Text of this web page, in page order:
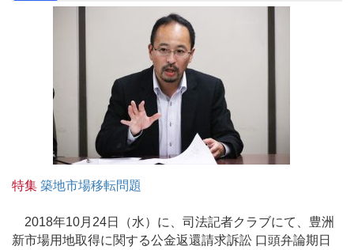
特集 築地市場移転問題
2018年10月24日（水）に、司法記者クラブにて、豊洲
新市場用地取得に関する公金返還請求訴訟 口頭弁論期日